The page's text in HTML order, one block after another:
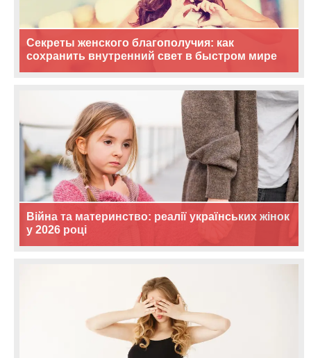
Секреты женского благополучия: как
сохранить внутренний свет в быстром мире
Війна та материнство: реалії українських жінок
у 2026 році